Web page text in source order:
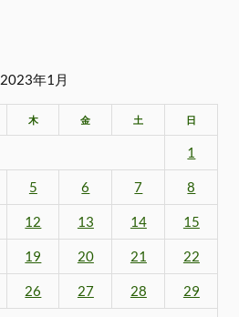
2023年1月
木 金 土 日
1
5 6 7 8
12 13 14 15
19 20 21 22
26 27 28 29